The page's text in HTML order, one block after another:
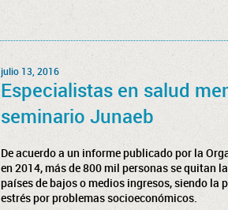
julio 13, 2016
Especialistas en salud
seminario Junaeb
De acuerdo a un informe publicado por la
en 2014, más de 800 mil personas se quitan
países de bajos o medios ingresos, siendo la
estrés por problemas socioeconómicos.